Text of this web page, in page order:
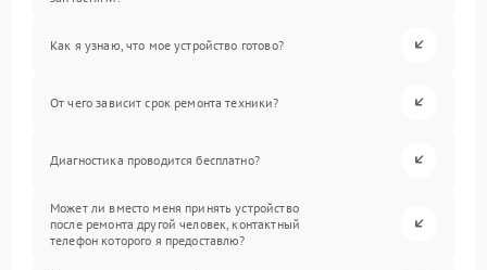
Как я узнаю, что мое устройство готово?
От чего зависит срок ремонта техники?
Диагностика проводится бесплатно?
Может ли вместо меня принять устройство
после ремонта другой человек, контактный
телефон которого я предоставлю?